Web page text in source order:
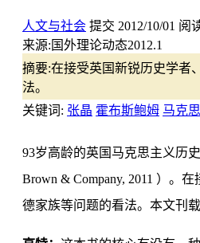
人文与社会 提交 2012/10/01 阅
来源: 国外理论动态2012.1
摘要:在接受英国新锐历史学者
法。
关键词: 张晶 霍布斯鲍姆 马克
93岁高龄的英国马克思主义历
Brown & Company, 2011 ）。
德家族等问题的看法。本文刊